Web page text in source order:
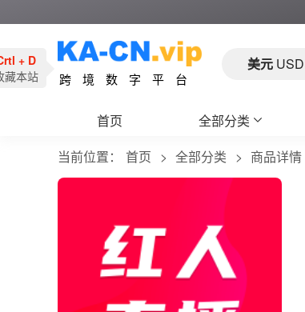
+ D
藏本站
跨境数字平台
美元 USD
首页 全部分类
当前位置：
首页 全部分类 商品详情